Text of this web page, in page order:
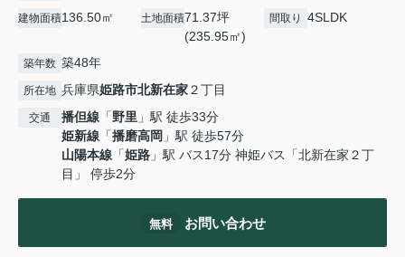
建物面積136.50㎡ 土地面積71.37坪
(235.95㎡)
間取り 4SLDK
築年数 築48年
所在地 兵庫県姫路市北新在家２丁目
交通 播但線 「野里 」駅 徒歩33分
姫新線 「播磨高岡 」駅 徒歩57分
山陽本線 「姫路 」駅 バス17分 神姫バス「北新在家２丁
目」 停歩2分
無料 お問い合わせ